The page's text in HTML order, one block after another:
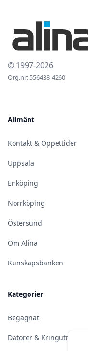
© 1997-2026
Org.nr: 556438-4260
Allmänt
Kontakt & Öppettider
Uppsala
Enköping
Norrköping
Östersund
Om Alina
Kunskapsbanken
Kategorier
Begagnat
Datorer &